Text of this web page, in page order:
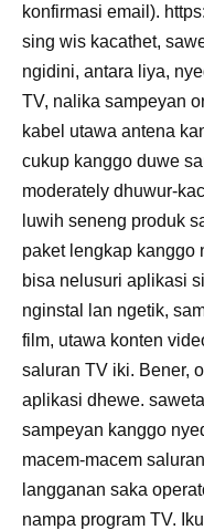
konfirmasi email).
sing wis kacathet,
ngidini, antara liya,
TV, nalika sampeyan
kabel utawa antena
cukup kanggo duwe
moderately dhuwur-
luwih seneng produk
paket lengkap kanggo
bisa nelusuri aplikasi
nginstal lan ngetik,
film, utawa konten
saluran TV iki. Bener,
aplikasi dhewe.
sampeyan kanggo
macem-macem
langganan saka
nampa program TV.